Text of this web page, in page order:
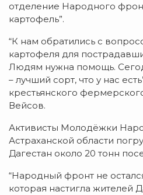
отделение Народного
картофель”.
“К нам обратились с
картофеля для
Людям нужна помощь.
– лучший сорт, что у нас
крестьянского
Вейсов.
Активисты Молодёжки
Астраханской области
Дагестан около 20 тонн
“Народный фронт не
которая настигла жителей